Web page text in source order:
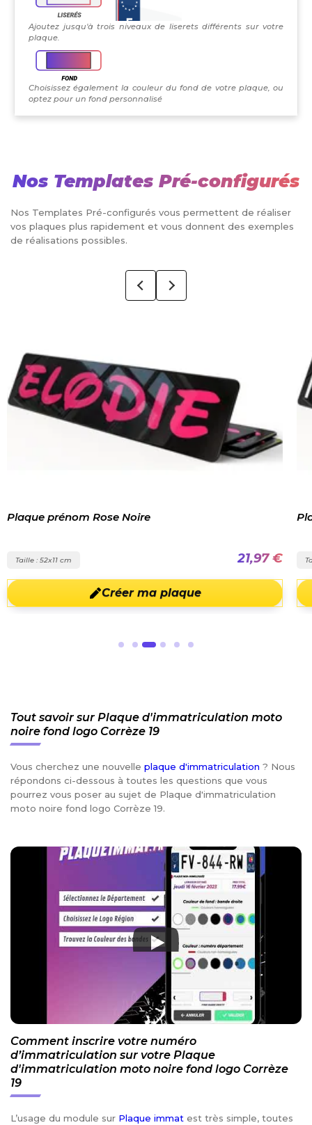
Ajoutez jusqu'à trois niveaux de liserets différents sur votre
plaque.
Choisissez également la couleur du fond de votre plaque, ou
optez pour un fond personnalisé
Nos Templates Pré-configurés
Nos Templates Pré-configurés vous permettent de réaliser
vos plaques plus rapidement et vous donnent des exemples
de réalisations possibles.
Plaque prénom Rose Noire
Taille : 52x11 cm 21,97 €
Créer ma plaque
Tout savoir sur Plaque d'immatriculation moto
noire fond logo Corrèze 19
Vous cherchez une nouvelle plaque d'immatriculation ? Nous
répondons ci-dessous à toutes les questions que vous
pourrez vous poser au sujet de Plaque d'immatriculation
moto noire fond logo Corrèze 19.
Comment inscrire votre numéro
d’immatriculation sur votre Plaque
d'immatriculation moto noire fond logo Corrèze
19
L’usage du module sur Plaque immat est très simple, toutes